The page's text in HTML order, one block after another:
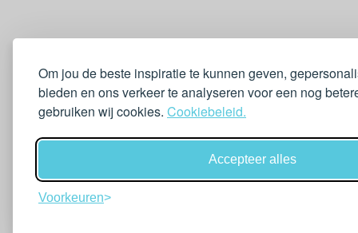
Om jou de beste inspiratie te kunnen geven,
bieden en ons verkeer te analyseren voor een nog
gebruiken wij cookies. Cookiebeleid.
Accepteer alles
Voorkeuren